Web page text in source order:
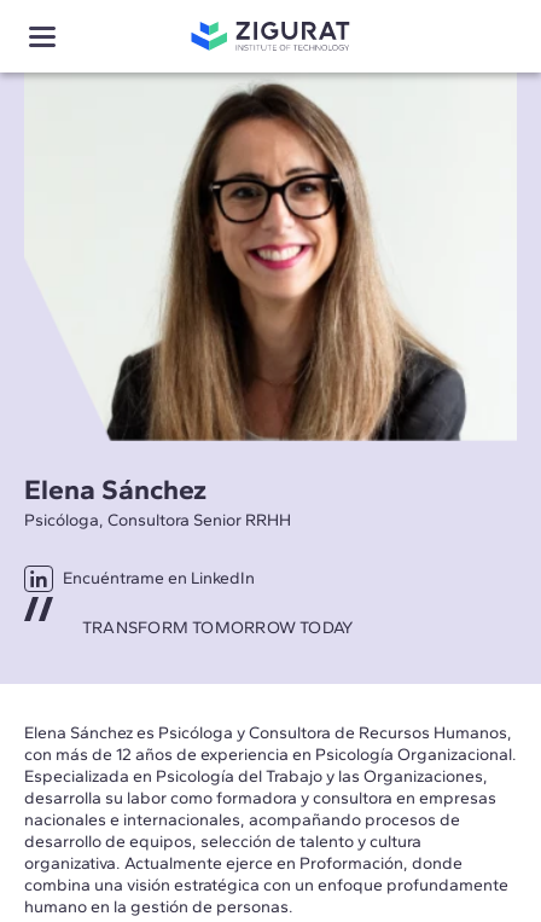
Elena Sánchez
Psicóloga, Consultora Senior RRHH
Encuéntrame en LinkedIn
TRANSFORM TOMORROW TODAY
Elena Sánchez es Psicóloga y Consultora de Recursos Humanos,
con más de 12 años de experiencia en Psicología Organizacional.
Especializada en Psicología del Trabajo y las Organizaciones,
desarrolla su labor como formadora y consultora en empresas
nacionales e internacionales, acompañando procesos de
desarrollo de equipos, selección de talento y cultura
organizativa. Actualmente ejerce en Proformación, donde
combina una visión estratégica con un enfoque profundamente
humano en la gestión de personas.